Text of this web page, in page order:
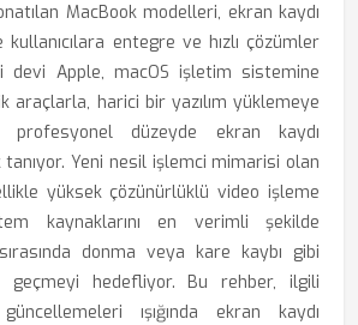
MacBook modelleri, ekran kaydı
entegre ve hızlı çözümler
devi Apple, macOS işletim sistemine
araçlarla, harici bir yazılım yüklemeye
profesyonel düzeyde ekran kaydı
tanıyor. Yeni nesil işlemci mimarisi olan
yüksek çözünürlüklü video işleme
kaynaklarını en verimli şekilde
donma veya kare kaybı gibi
geçmeyi hedefliyor. Bu rehber, ilgili
ışığında ekran kaydı